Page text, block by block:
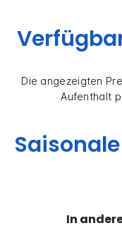
Die angezeigten
Aufenthalt
In